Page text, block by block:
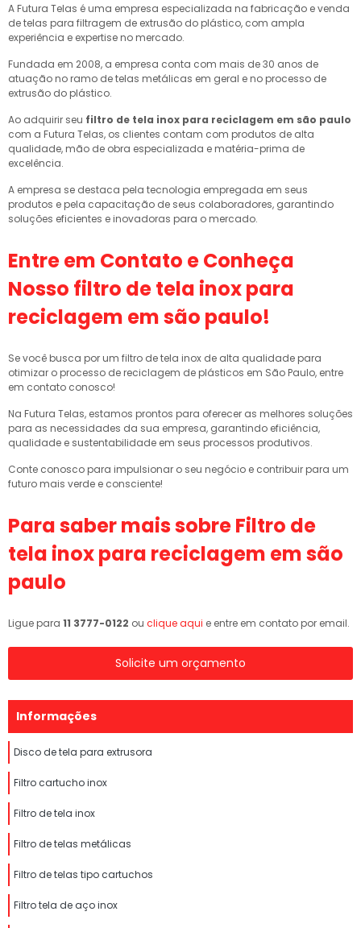
A Futura Telas é uma empresa especializada na fabricação e venda
de telas para filtragem de extrusão do plástico, com ampla
experiência e expertise no mercado.
Fundada em 2008, a empresa conta com mais de 30 anos de
atuação no ramo de telas metálicas em geral e no processo de
extrusão do plástico.
Ao adquirir seu filtro de tela inox para reciclagem em são paulo
com a Futura Telas, os clientes contam com produtos de alta
qualidade, mão de obra especializada e matéria-prima de
excelência.
A empresa se destaca pela tecnologia empregada em seus
produtos e pela capacitação de seus colaboradores, garantindo
soluções eficientes e inovadoras para o mercado.
Entre em Contato e Conheça
Nosso filtro de tela inox para
reciclagem em são paulo!
Se você busca por um filtro de tela inox de alta qualidade para
otimizar o processo de reciclagem de plásticos em São Paulo, entre
em contato conosco!
Na Futura Telas, estamos prontos para oferecer as melhores soluções
para as necessidades da sua empresa, garantindo eficiência,
qualidade e sustentabilidade em seus processos produtivos.
Conte conosco para impulsionar o seu negócio e contribuir para um
futuro mais verde e consciente!
Para saber mais sobre Filtro de
tela inox para reciclagem em são
paulo
Ligue para 11 3777-0122 ou clique aqui e entre em contato por email.
Solicite um orçamento
Informações
Disco de tela para extrusora
Filtro cartucho inox
Filtro de tela inox
Filtro de telas metálicas
Filtro de telas tipo cartuchos
Filtro tela de aço inox